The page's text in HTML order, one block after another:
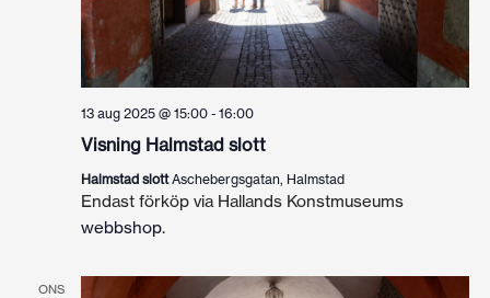
Visning Halmstad slott
13 aug 2025 @ 15:00- 16:00
Halmstad slottAschebergsgatan, Halmstad
Endast förköp via Hallands Konstmuseums
webbshop.
ONS